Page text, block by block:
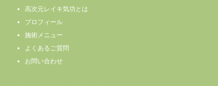
高次元レイキ気功とは
プロフィール
施術メニュー
よくあるご質問
お問い合わせ